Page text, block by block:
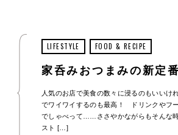
LIFESTYLE FOOD & RECIPE
家呑みおつまみの新定
人気のお店で美食の数々に浸るのもいいけ
でワイワイするのも最高！ ドリンクやフ
でしゃべって……ささやかながらもそんな
スト […]